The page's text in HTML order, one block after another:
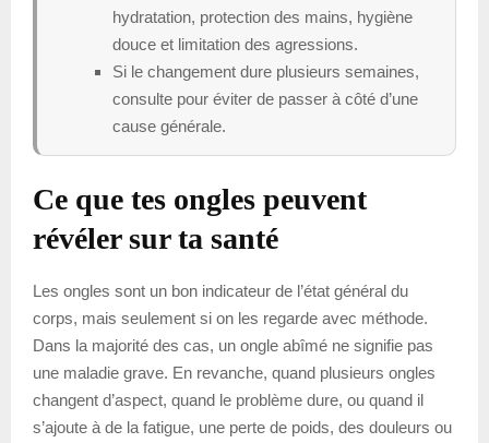
hydratation, protection des mains, hygiène
douce et limitation des agressions.
Si le changement dure plusieurs semaines,
consulte pour éviter de passer à côté d’une
cause générale.
Ce que tes ongles peuvent
révéler sur ta santé
Les ongles sont un bon indicateur de l’état général du
corps, mais seulement si on les regarde avec méthode.
Dans la majorité des cas, un ongle abîmé ne signifie pas
une maladie grave. En revanche, quand plusieurs ongles
changent d’aspect, quand le problème dure, ou quand il
s’ajoute à de la fatigue, une perte de poids, des douleurs ou